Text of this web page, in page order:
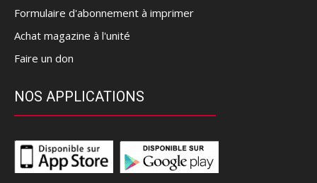
Formulaire d'abonnement à imprimer
Achat magazine à l'unité
Faire un don
NOS APPLICATIONS